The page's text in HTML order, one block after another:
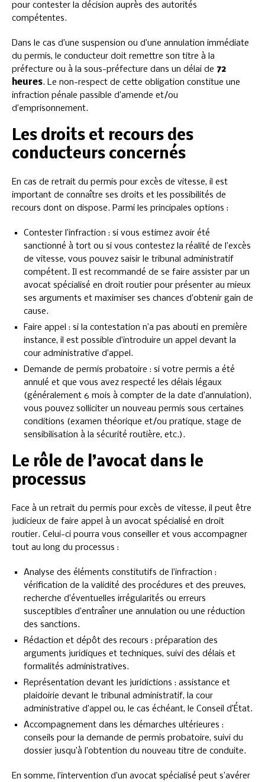
pour contester la décision auprès des autorités
compétentes.
Dans le cas d’une suspension ou d’une annulation immédiate
du permis, le conducteur doit remettre son titre à la
préfecture ou à la sous-préfecture dans un délai de 72
heures. Le non-respect de cette obligation constitue une
infraction pénale passible d’amende et/ou
d’emprisonnement.
Les droits et recours des
conducteurs concernés
En cas de retrait du permis pour excès de vitesse, il est
important de connaître ses droits et les possibilités de
recours dont on dispose. Parmi les principales options :
Contester l’infraction : si vous estimez avoir été
sanctionné à tort ou si vous contestez la réalité de l’excès
de vitesse, vous pouvez saisir le tribunal administratif
compétent. Il est recommandé de se faire assister par un
avocat spécialisé en droit routier pour présenter au mieux
ses arguments et maximiser ses chances d’obtenir gain de
cause.
Faire appel : si la contestation n’a pas abouti en première
instance, il est possible d’introduire un appel devant la
cour administrative d’appel.
Demande de permis probatoire : si votre permis a été
annulé et que vous avez respecté les délais légaux
(généralement 6 mois à compter de la date d’annulation),
vous pouvez solliciter un nouveau permis sous certaines
conditions (examen théorique et/ou pratique, stage de
sensibilisation à la sécurité routière, etc.).
Le rôle de l’avocat dans le
processus
Face à un retrait du permis pour excès de vitesse, il peut être
judicieux de faire appel à un avocat spécialisé en droit
routier. Celui-ci pourra vous conseiller et vous accompagner
tout au long du processus :
Analyse des éléments constitutifs de l’infraction :
vérification de la validité des procédures et des preuves,
recherche d’éventuelles irrégularités ou erreurs
susceptibles d’entraîner une annulation ou une réduction
des sanctions.
Rédaction et dépôt des recours : préparation des
arguments juridiques et techniques, suivi des délais et
formalités administratives.
Représentation devant les juridictions : assistance et
plaidoirie devant le tribunal administratif, la cour
administrative d’appel ou, le cas échéant, le Conseil d’État.
Accompagnement dans les démarches ultérieures :
conseils pour la demande de permis probatoire, suivi du
dossier jusqu’à l’obtention du nouveau titre de conduite.
En somme, l’intervention d’un avocat spécialisé peut s’avérer